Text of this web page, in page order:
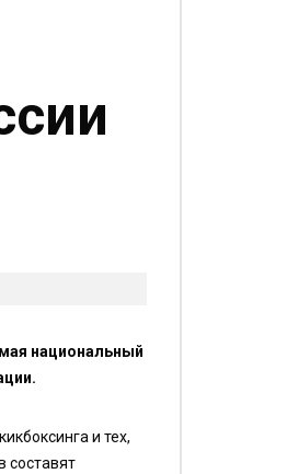
национальный
и тех,
составят